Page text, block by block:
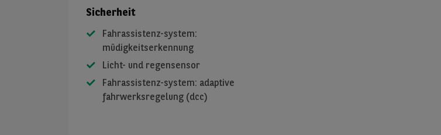
Sicherheit
Fahrassistenz-system:
müdigkeitserkennung
Licht- und regensensor
Fahrassistenz-system: adaptive
fahrwerksregelung (dcc)